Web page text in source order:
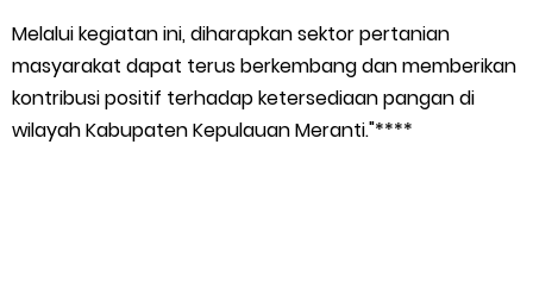
Jagung 1,5 Hektare, Dukung Ketahanan Pangan
Mantan Wakil Ketua DPRD Riau Dukung Penuh Penerbitan Buku
Melalui kegiatan ini, diharapkan sektor pertanian
masyarakat dapat terus berkembang dan memberikan
kontribusi positif terhadap ketersediaan pangan di
wilayah Kabupaten Kepulauan Meranti."****